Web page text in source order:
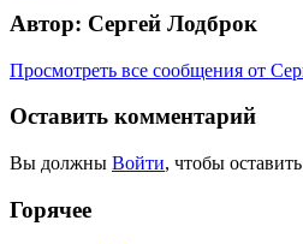
Автор: Сергей Лодброк
Просмотреть все сообщения от
Оставить комментарий
Вы должны Войти, чтобы
Горячее